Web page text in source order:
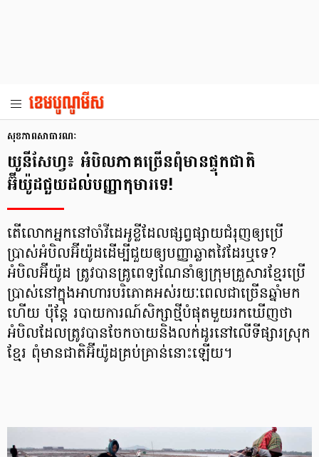
សុខភាពសាធារណៈ
យូនីសែហ្វ៖ អំបិលភាគច្រើន​ពុំមានផ្ទុកជាតិ
អ៊ីយ៉ូដជួយដល់បញ្ញាកុមារទេ!
តើ​លោក​អ្នក​នៅ​ចាំ​វីដេអូខ្លី​ដែល​ផ្សព្វ​ផ្សាយ​ជំរុញ​ឲ្យ​ប្រើ
ប្រាស់​អំបិល​អ៊ីយ៉ូដ​ដើម្បី​ជួយ​ឲ្យ​បញ្ញា​ឆ្លាត​វៃ​ដែរ​ឬ​ទេ?
អំបិលអ៊ីយ៉ូដ ត្រូវ​បាន​គ្រូពេទ្យ​ណែនាំ​ឲ្យ​ក្រុម​គ្រួសារ​ខ្មែរ​ប្រើ​
ប្រាស់​នៅ​ក្នុង​អាហារ​បរិភោគ​អស់​រយៈ​ពេល​ជា​ច្រើន​ឆ្នាំ​មក​
ហើយ ប៉ុន្តែ របាយការណ៍​សិក្សា​ថ្មី​បំផុត​មួយ​រក​ឃើញ​ថា
អំបិល​ដែល​ត្រូវ​បាន​ចែកចាយ​និង​លក់ដូរ​នៅ​លើ​ទីផ្សារ​ស្រុក​
ខ្មែរ ពុំ​មាន​ជាតិ​អ៊ីយ៉ូដ​គ្រប់​គ្រាន់​នោះ​ឡើយ។